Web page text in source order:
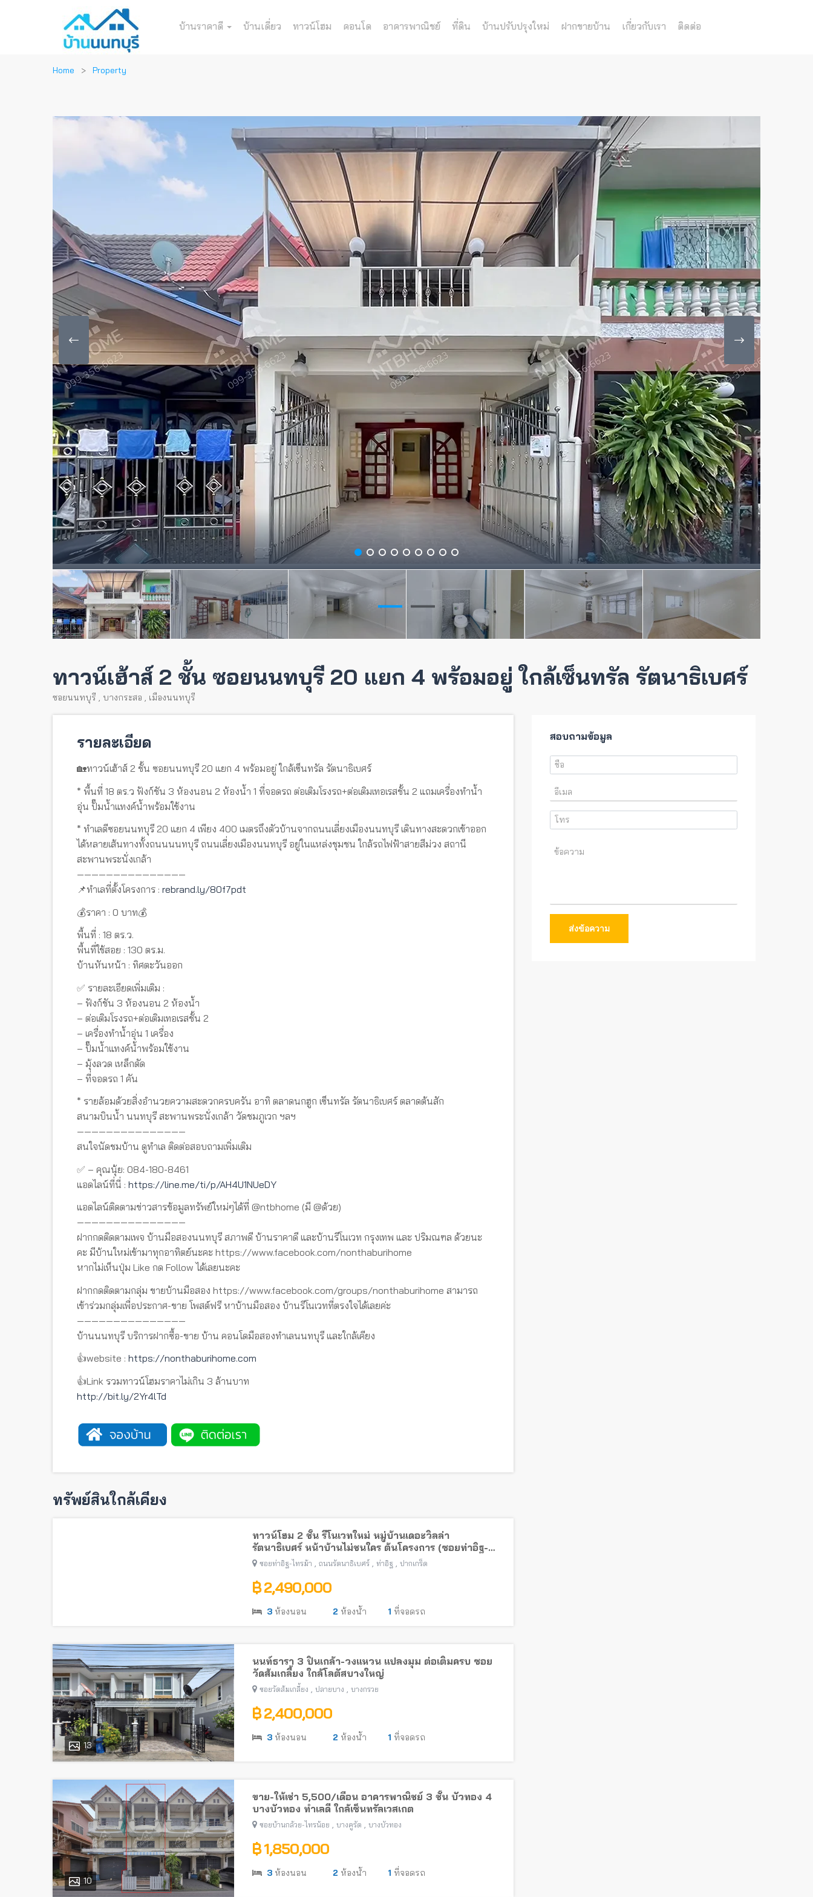
บ้านราคาดี บ้านเดี่ยว ทาวน์โฮม คอนโด อาคารพาณิชย์ ที่ดิน บ้านปรับปรุงใหม่ ฝากขายบ้าน เกี่ยวกับเรา ติดต่อ
Home Property
ทาวน์เฮ้าส์ 2 ชั้น ซอยนนทบุรี 20 แยก 4 พร้อมอยู่ ใกล้เซ็นทรัล รัตนาธิเบศร์
ซอยนนทบุรี , บางกระสอ , เมืองนนทบุรี
รายละเอียด
🏡ทาวน์เฮ้าส์ 2 ชั้น ซอยนนทบุรี 20 แยก 4 พร้อมอยู่ ใกล้เซ็นทรัล รัตนาธิเบศร์
* พื้นที่ 18 ตร.ว ฟังก์ชัน 3 ห้องนอน 2 ห้องน้ำ 1 ที่จอดรถ ต่อเติมโรงรถ+ต่อเติมเทอเรสชั้น 2 แถมเครื่องทำน้ำ
อุ่น ปั๊มน้ำแทงค์น้ำพร้อมใช้งาน
* ทำเลดีซอยนนทบุรี 20 แยก 4 เพียง 400 เมตรถึงตัวบ้านจากถนนเลี่ยงเมืองนนทบุรี เดินทางสะดวกเข้าออก
ได้หลายเส้นทางทั้งถนนนนทบุรี ถนนเลี่ยงเมืองนนทบุรี อยู่ในแหล่งชุมชน ใกล้รถไฟฟ้าสายสีม่วง สถานี
สะพานพระนั่งเกล้า
———————————————
📌ทำเลที่ตั้งโครงการ : rebrand.ly/80f7pdt
💰ราคา : 0 บาท💰
พื้นที่ : 18 ตร.ว.
พื้นที่ใช้สอย : 130 ตร.ม.
บ้านหันหน้า : ทิศตะวันออก
✅ รายละเอียดเพิ่มเติม :
– ฟังก์ชัน 3 ห้องนอน 2 ห้องน้ำ
– ต่อเติมโรงรถ+ต่อเติมเทอเรสชั้น 2
– เครื่องทำน้ำอุ่น 1 เครื่อง
– ปั๊มน้ำแทงค์น้ำพร้อมใช้งาน
– มุ้งลวด เหล็กดัด
– ที่จอดรถ 1 คัน
* รายล้อมด้วยสิ่งอำนวยความสะดวกครบครัน อาทิ ตลาดนกฮูก เซ็นทรัล รัตนาธิเบศร์ ตลาดต้นสัก
สนามบินน้ำ นนทบุรี สะพานพระนั่งเกล้า วัดชมภูเวก ฯลฯ
———————————————
สนใจนัดชมบ้าน ดูทำเล ติดต่อสอบถามเพิ่มเติม
✅ – คุณนุ้ย: 084-180-8461
แอดไลน์ที่นี่ : https://line.me/ti/p/AH4U1NUeDY
แอดไลน์ติดตามข่าวสารข้อมูลทรัพย์ใหม่ๆได้ที่ @ntbhome (มี @ด้วย)
———————————————
ฝากกดติดตามเพจ บ้านมือสองนนทบุรี สภาพดี บ้านราคาดี และบ้านรีโนเวท กรุงเทพ และ ปริมณฑล ด้วยนะ
คะ มีบ้านใหม่เข้ามาทุกอาทิตย์นะคะ https://www.facebook.com/nonthaburihome
หากไม่เห็นปุ่ม Like กด Follow ได้เลยนะคะ
ฝากกดติดตามกลุ่ม ขายบ้านมือสอง https://www.facebook.com/groups/nonthaburihome สามารถ
เข้าร่วมกลุ่มเพื่อประกาศ-ขาย โพสต์ฟรี หาบ้านมือสอง บ้านรีโนเวทที่ตรงใจได้เลยค่ะ
———————————————
บ้านนนทบุรี บริการฝากซื้อ-ขาย บ้าน คอนโดมือสองทำเลนนทบุรี และใกล้เคียง
👍website : https://nonthaburihome.com
👍Link รวมทาวน์โฮมราคาไม่เกิน 3 ล้านบาท
http://bit.ly/2Yr4lTd
ทรัพย์สินใกล้เคียง
ทาวน์โฮม 2 ชั้น รีโนเวทใหม่ หมู่บ้านเดอะวิลล่า
รัตนาธิเบศร์ หน้าบ้านไม่ชนใคร ต้นโครงการ (ซอยท่าอิฐ-
ไทรม้า) พร้อมอยู่ใกล้รถไฟฟ้าสายสีม่วง
ซอยท่าอิฐ-ไทรม้า , ถนนรัตนาธิเบศร์ , ท่าอิฐ , ปากเกร็ด
฿ 2,490,000
3 ห้องนอน 2 ห้องน้ำ 1 ที่จอดรถ
13
นนท์ธารา 3 ปิ่นเกล้า-วงแหวน แปลงมุม ต่อเติมครบ ซอย
วัดส้มเกลี้ยง ใกล้โลตัสบางใหญ่
ซอยวัดส้มเกลี้ยง , ปลายบาง , บางกรวย
฿ 2,400,000
3 ห้องนอน 2 ห้องน้ำ 1 ที่จอดรถ
10
ขาย-ให้เช่า 5,500/เดือน อาคารพาณิชย์ 3 ชั้น บัวทอง 4
บางบัวทอง ทำเลดี ใกล้เซ็นทรัลเวสเกต
ซอยบ้านกล้วย-ไทรน้อย , บางคูรัด , บางบัวทอง
฿ 1,850,000
3 ห้องนอน 2 ห้องน้ำ 1 ที่จอดรถ
สอบถามข้อมูล
ส่งข้อความ